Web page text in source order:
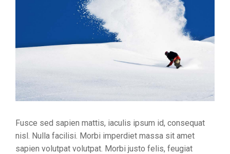
Fusce sed sapien mattis, iaculis ipsum id, consequat
nisl. Nulla facilisi. Morbi imperdiet massa sit amet
sapien volutpat volutpat. Morbi justo felis, feugiat